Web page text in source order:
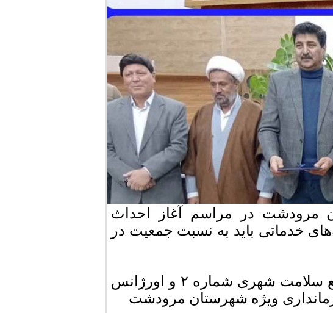
مرودشت در مراسم آغاز احداث
خدماتی باید به نسبت جمعیت در
مراسم آغاز احداث مرکز خدمات جامع سلامت شهری شماره ۲ و اورژانس